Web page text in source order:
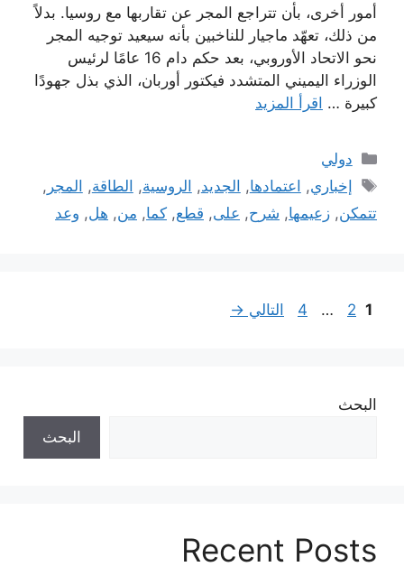
أمور أخرى، بأن تتراجع المجر عن تقاربها مع روسيا. بدلاً
من ذلك، تعهّد ماجيار للناخبين بأنه سيعيد توجيه المجر
نحو الاتحاد الأوروبي، بعد حكم دام 16 عامًا لرئيس
الوزراء اليميني المتشدد فيكتور أوربان، الذي بذل جهودًا
كبيرة … اقرأ المزيد
التصنيفات
دولي
الوسوم
إخباري, اعتمادها, الجديد, الروسية, الطاقة, المجر ,
تتمكن, زعيمها, شرح, على, قطع, كما, من, هل, وعد
Page
1
Page
2
…
Page
4 التالي →
البحث
البحث
Recent Posts